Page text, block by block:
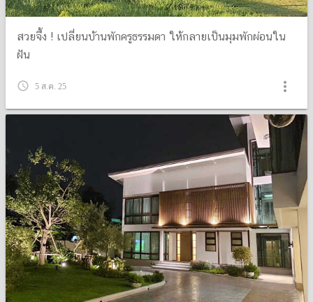
สวยจึ้ง ! เปลี่ยนบ้านพักครูธรรมดา ให้กลายเป็นมุมพักผ่อนใน
ฝัน
query_builder 5 ส.ค. 25 more_vert